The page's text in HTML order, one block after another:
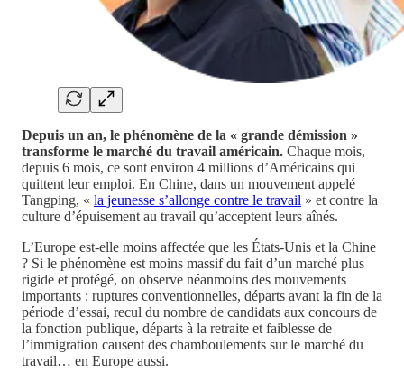
Depuis un an, le phénomène de la « grande démission »
transforme le marché du travail américain. Chaque mois,
depuis 6 mois, ce sont environ 4 millions d’Américains qui
quittent leur emploi. En Chine, dans un mouvement appelé
Tangping, « la jeunesse s’allonge contre le travail » et contre la
culture d’épuisement au travail qu’acceptent leurs aînés.
L’Europe est-elle moins affectée que les États-Unis et la Chine
? Si le phénomène est moins massif du fait d’un marché plus
rigide et protégé, on observe néanmoins des mouvements
importants : ruptures conventionnelles, départs avant la fin de la
période d’essai, recul du nombre de candidats aux concours de
la fonction publique, départs à la retraite et faiblesse de
l’immigration causent des chamboulements sur le marché du
travail… en Europe aussi.